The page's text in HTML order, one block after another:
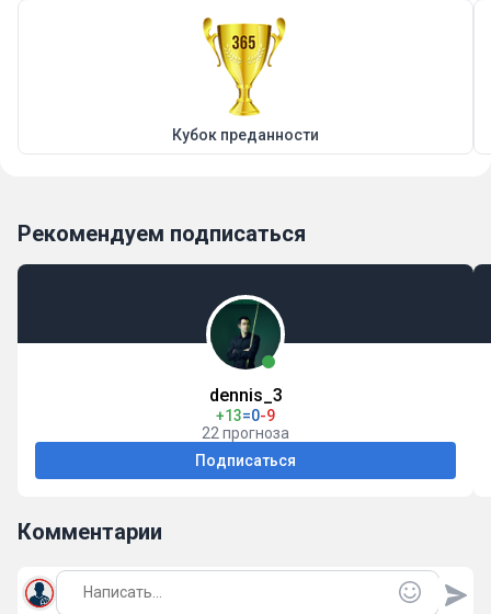
Кубок преданности
Рекомендуем подписаться
dennis_3
+13=0-9
22 прогноза
Подписаться
Комментарии